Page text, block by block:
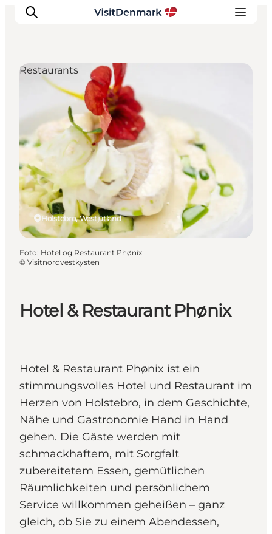
Inspiration
Regionen
Erlebnisse
Unterkünfte
Reiseplanung
Hotel & Restaurant Phønix
Hotel & Restaurant Phønix ist ein
stimmungsvolles Hotel und Restaurant im
Herzen von Holstebro, in dem Geschichte,
Nähe und Gastronomie Hand in Hand
gehen. Die Gäste werden mit
schmackhaftem, mit Sorgfalt
zubereitetem Essen, gemütlichen
Räumlichkeiten und persönlichem
Service willkommen geheißen – ganz
gleich, ob Sie zu einem Abendessen,
Holstebro, Westjütland
Restaurants
Foto: Hotel og Restaurant Phønix
© Visitnordvestkysten